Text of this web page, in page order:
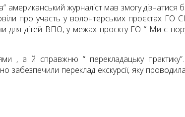
американський журналіст мав змогу
про участь у волонтерських проєктах ГО
для дітей ВПО, у межах проєкту ГО “ Ми є
, а й справжню “ перекладацьку
переклад екскурсії, яку